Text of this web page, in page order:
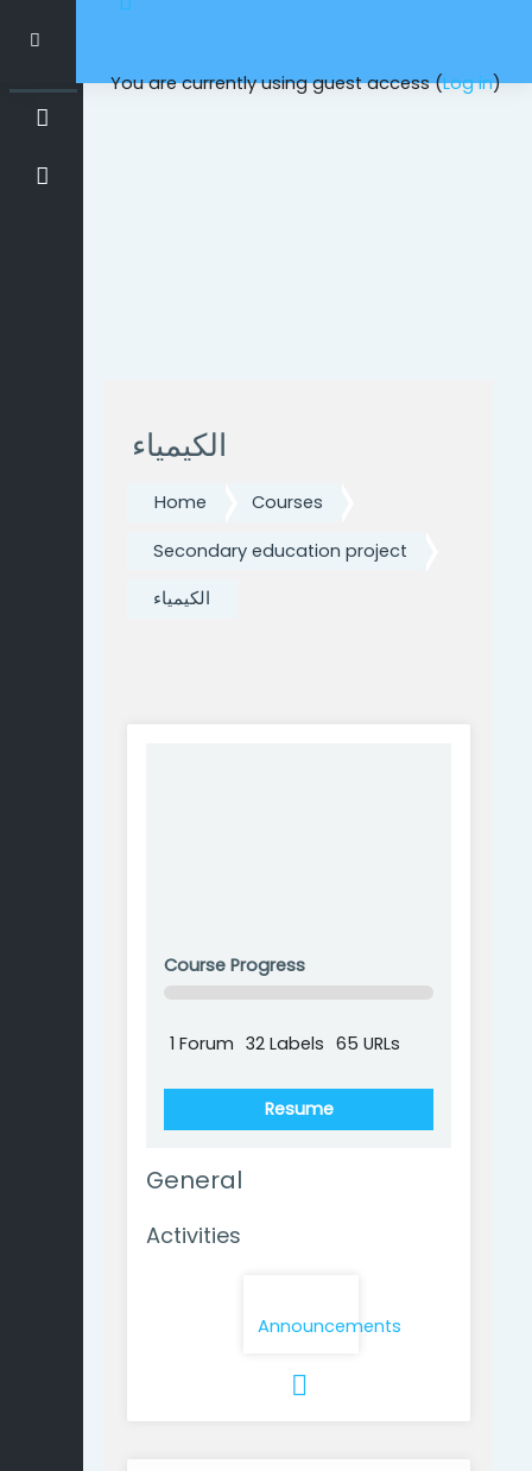
You are currently using guest access (Log in)
Skip to main content
الكيمياء
Home Courses
Secondary education project
الكيمياء
Course Progress
0% Complete
1 Forum 32 Labels 65 URLs
Resume
General
Activities
Announcements
Forum